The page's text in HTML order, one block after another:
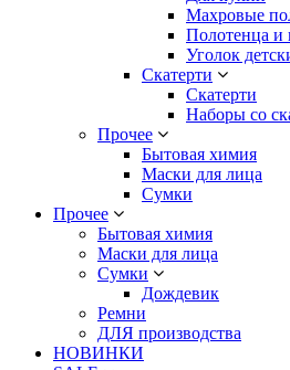
Махровые
Полотенца и
Уголок
Скатерти
Скатерти
Наборы со
Прочее
Бытовая химия
Маски для лица
Сумки
Прочее
Бытовая химия
Маски для лица
Сумки
Дождевик
Ремни
ДЛЯ производства
НОВИНКИ